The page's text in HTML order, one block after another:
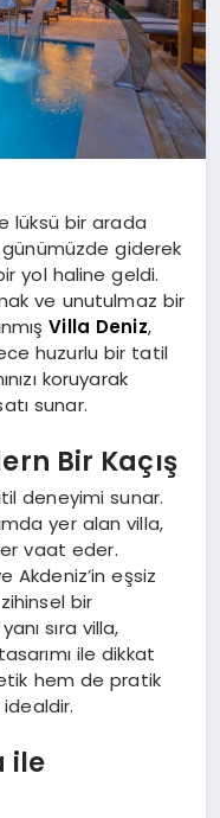
lüksü bir arada
giderek
yol haline geldi.
ve unutulmaz bir
Villa Deniz,
huzurlu bir tatil
koruyarak
sunar.
Bir Kaçış
deneyimi sunar.
yer alan villa,
vaat eder.
Akdeniz’in eşsiz
bir
sıra villa,
ile dikkat
hem de pratik
ile